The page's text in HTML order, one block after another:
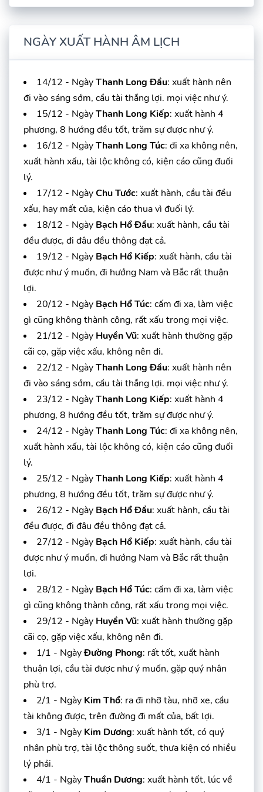
NGÀY XUẤT HÀNH ÂM LỊCH
14/12 - NgàyThanh Long Đầu: xuất hành nên
đi vào sáng sớm, cầu tài thắng lợi. mọi việc như ý.
15/12 - NgàyThanh Long Kiếp: xuất hành 4
phương, 8 hướng đều tốt, trăm sự được như ý.
16/12 - NgàyThanh Long Túc: đi xa không nên,
xuất hành xấu, tài lộc không có, kiện cáo cũng đuối
lý.
17/12 - NgàyChu Tước: xuất hành, cầu tài đều
xấu, hay mất của, kiện cáo thua vì đuối lý.
18/12 - Ngày Bạch Hổ Đầu: xuất hành, cầu tài
đều được, đi đâu đều thông đạt cả.
19/12 - Ngày Bạch Hổ Kiếp: xuất hành, cầu tài
được như ý muốn, đi hướng Nam và Bắc rất thuận
lợi.
20/12 - Ngày Bạch Hổ Túc: cấm đi xa, làm việc
gì cũng không thành công, rất xấu trong mọi việc.
21/12 - Ngày Huyền Vũ: xuất hành thường gặp
cãi cọ, gặp việc xấu, không nên đi.
22/12 - NgàyThanh Long Đầu: xuất hành nên
đi vào sáng sớm, cầu tài thắng lợi. mọi việc như ý.
23/12 - NgàyThanh Long Kiếp: xuất hành 4
phương, 8 hướng đều tốt, trăm sự được như ý.
24/12 - NgàyThanh Long Túc: đi xa không nên,
xuất hành xấu, tài lộc không có, kiện cáo cũng đuối
lý.
25/12 - NgàyThanh Long Kiếp: xuất hành 4
phương, 8 hướng đều tốt, trăm sự được như ý.
26/12 - Ngày Bạch Hổ Đầu: xuất hành, cầu tài
đều được, đi đâu đều thông đạt cả.
27/12 - Ngày Bạch Hổ Kiếp: xuất hành, cầu tài
được như ý muốn, đi hướng Nam và Bắc rất thuận
lợi.
28/12 - Ngày Bạch Hổ Túc: cấm đi xa, làm việc
gì cũng không thành công, rất xấu trong mọi việc.
29/12 - Ngày Huyền Vũ: xuất hành thường gặp
cãi cọ, gặp việc xấu, không nên đi.
1/1 - NgàyĐường Phong: rất tốt, xuất hành
thuận lợi, cầu tài được như ý muốn, gặp quý nhân
phù trợ.
2/1 - Ngày Kim Thổ: ra đi nhỡ tàu, nhỡ xe, cầu
tài không được, trên đường đi mất của, bất lợi.
3/1 - Ngày Kim Dương: xuất hành tốt, có quý
nhân phù trợ, tài lộc thông suốt, thưa kiện có nhiều
lý phải.
4/1 - NgàyThuần Dương: xuất hành tốt, lúc về